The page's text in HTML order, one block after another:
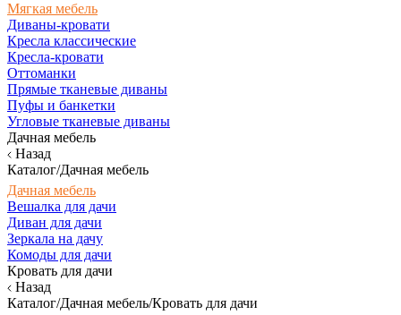
Мягкая мебель
Диваны-кровати
Кресла классические
Кресла-кровати
Оттоманки
Прямые тканевые диваны
Пуфы и банкетки
Угловые тканевые диваны
Дачная мебель
Назад
Каталог/Дачная мебель
Дачная мебель
Вешалка для дачи
Диван для дачи
Зеркала на дачу
Комоды для дачи
Кровать для дачи
Назад
Каталог/Дачная мебель/Кровать для дачи